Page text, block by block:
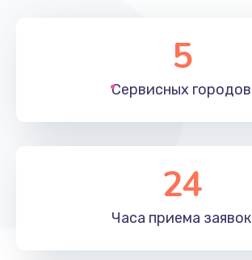
5
Сервисных городов
24
Часа приема заявок